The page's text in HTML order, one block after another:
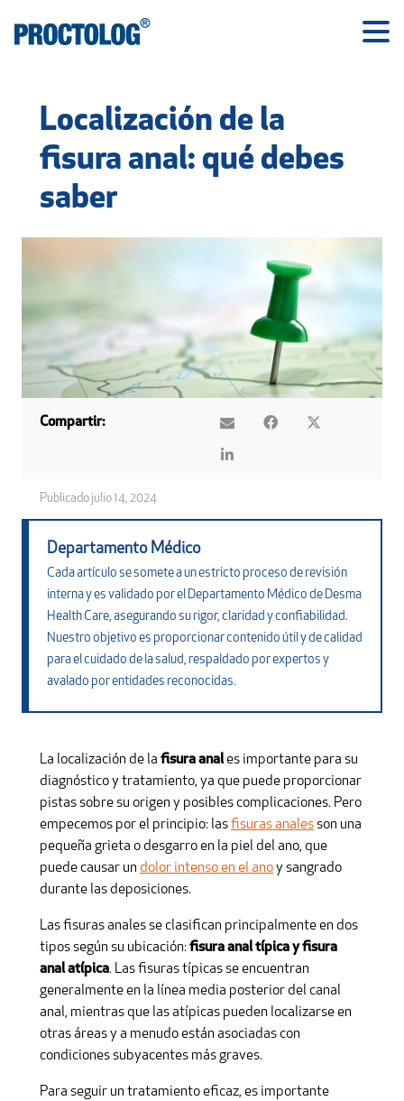
Localización de la
fisura anal: qué debes
saber
Compartir:
Publicado julio 14, 2024
Departamento Médico
Cada artículo se somete a un estricto proceso de revisión
interna y es validado por el Departamento Médico de Desma
Health Care, asegurando su rigor, claridad y confiabilidad.
Nuestro objetivo es proporcionar contenido útil y de calidad
para el cuidado de la salud, respaldado por expertos y
avalado por entidades reconocidas.
La localización de la fisura anales importante para su
diagnóstico y tratamiento, ya que puede proporcionar
pistas sobre su origen y posibles complicaciones. Pero
empecemos por el principio: lasfisuras analesson una
pequeña grieta o desgarro en la piel del ano, que
puede causar un dolor intenso en el anoy sangrado
durante las deposiciones.
Las fisuras anales se clasifican principalmente en dos
tipos según su ubicación:fisura anal típica y fisura
anal atípica. Las fisuras típicas se encuentran
generalmente en la línea media posterior del canal
anal, mientras que las atípicas pueden localizarse en
otras áreas y a menudo están asociadas con
condiciones subyacentes más graves.
Para seguir un tratamiento eficaz, es importante